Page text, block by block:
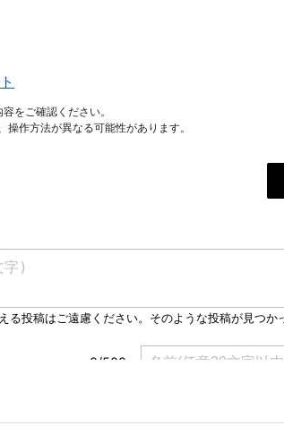
をご確認ください。
作方法が異なる可能性があります。